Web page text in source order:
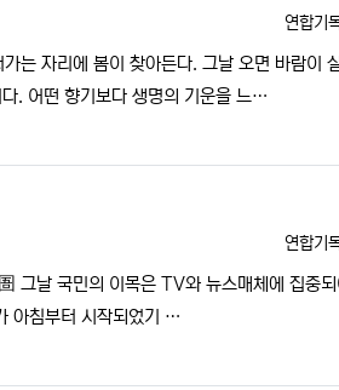
등록자
연합기
는 자리에 봄이 찾아든다. 그날 오면 바람이
. 어떤 향기보다 생명의 기운을 느…
등록자
연합기
그날 국민의 이목은 TV와 뉴스매체에 집중되
아침부터 시작되었기 …